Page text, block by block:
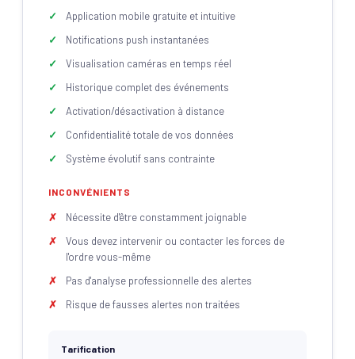
Application mobile gratuite et intuitive
Notifications push instantanées
Visualisation caméras en temps réel
Historique complet des événements
Activation/désactivation à distance
Confidentialité totale de vos données
Système évolutif sans contrainte
INCONVÉNIENTS
Nécessite d'être constamment joignable
Vous devez intervenir ou contacter les forces de
l'ordre vous-même
Pas d'analyse professionnelle des alertes
Risque de fausses alertes non traitées
Tarification